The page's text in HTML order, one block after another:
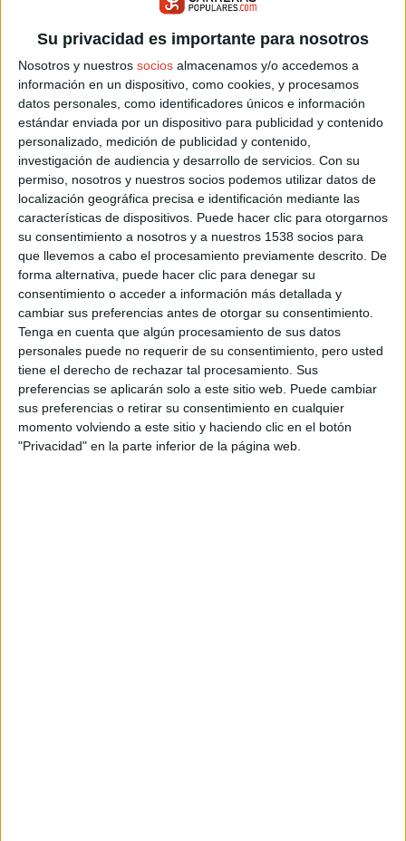
Su privacidad es importante para nosotros
Nosotros y nuestros socios almacenamos y/o accedemos a
información en un dispositivo, como cookies, y procesamos
datos personales, como identificadores únicos e información
estándar enviada por un dispositivo para publicidad y contenido
personalizado, medición de publicidad y contenido,
investigación de audiencia y desarrollo de servicios. Con su
permiso, nosotros y nuestros socios podemos utilizar datos de
localización geográfica precisa e identificación mediante las
características de dispositivos. Puede hacer clic para otorgarnos
su consentimiento a nosotros y a nuestros 1538 socios para
que llevemos a cabo el procesamiento previamente descrito. De
forma alternativa, puede hacer clic para denegar su
consentimiento o acceder a información más detallada y
cambiar sus preferencias antes de otorgar su consentimiento.
Tenga en cuenta que algún procesamiento de sus datos
personales puede no requerir de su consentimiento, pero usted
tiene el derecho de rechazar tal procesamiento. Sus
preferencias se aplicarán solo a este sitio web. Puede cambiar
sus preferencias o retirar su consentimiento en cualquier
momento volviendo a este sitio y haciendo clic en el botón
"Privacidad" en la parte inferior de la página web.
Sábado 15 agosto 2026
Salinas del Manzano (Cuenca)
WOP CHALLENGE BILBAO - BIZKAIA...
Sábado 24 octubre 2026
Salida Bilbao (Vizcaya)
ARRANKUDIGA-ZOLLOKO TRAIL...